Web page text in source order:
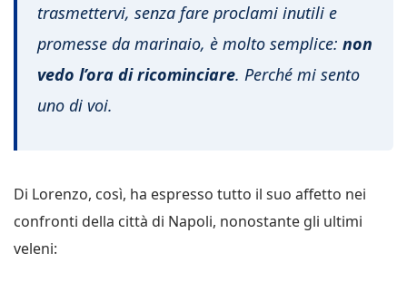
trasmettervi, senza fare proclami inutili e
promesse da marinaio, è molto semplice: non
vedo l’ora di ricominciare. Perché mi sento
uno di voi.
Di Lorenzo, così, ha espresso tutto il suo affetto nei
confronti della città di Napoli, nonostante gli ultimi
veleni: